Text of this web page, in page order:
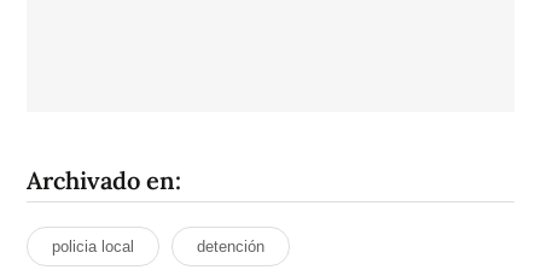
Archivado en:
policia local detención